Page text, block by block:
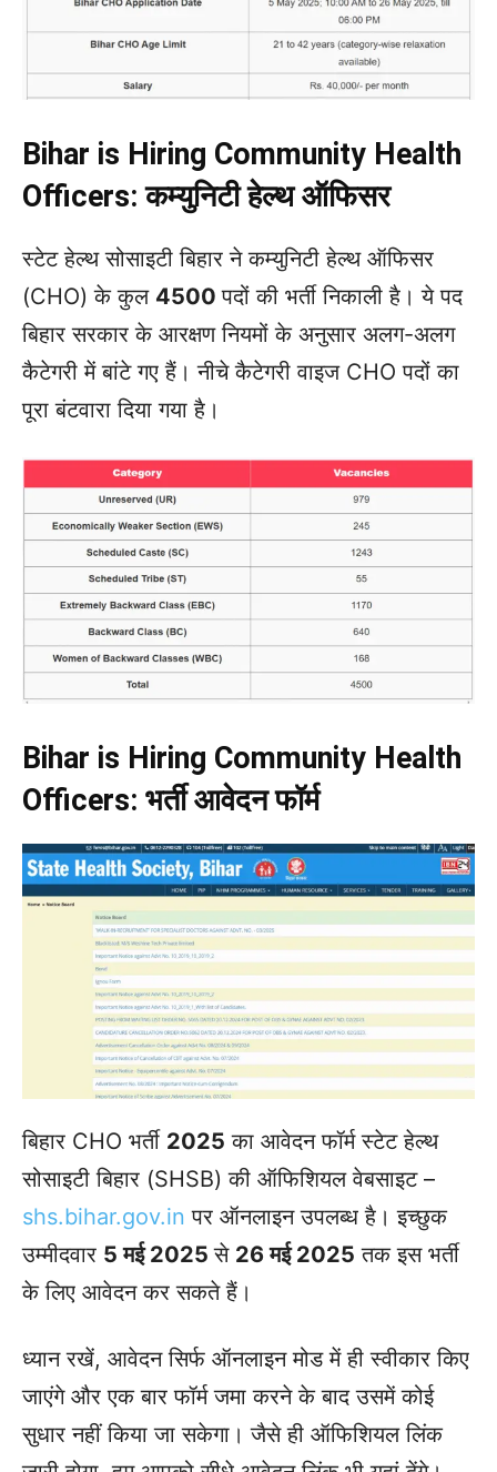
Bihar is Hiring Community Health
Officers: कम्युनिटी हेल्थ ऑफिसर
स्टेट हेल्थ सोसाइटी बिहार ने कम्युनिटी हेल्थ ऑफिसर
(CHO) के कुल 4500पदों की भर्ती निकाली है। ये पद
बिहार सरकार के आरक्षण नियमों के अनुसार अलग-अलग
कैटेगरी में बांटे गए हैं। नीचे कैटेगरी वाइज CHO पदों का
पूरा बंटवारा दिया गया है।
Bihar is Hiring Community Health
Officers: भर्ती आवेदन फॉर्म
बिहार CHO भर्ती 2025 का आवेदन फॉर्म स्टेट हेल्थ
सोसाइटी बिहार (SHSB) की ऑफिशियल वेबसाइट –
shs.bihar.gov.in पर ऑनलाइन उपलब्ध है। इच्छुक
उम्मीदवार 5 मई 2025से 26 मई 2025 तक इस भर्ती
के लिए आवेदन कर सकते हैं।
ध्यान रखें, आवेदन सिर्फ ऑनलाइन मोड में ही स्वीकार किए
जाएंगे और एक बार फॉर्म जमा करने के बाद उसमें कोई
सुधार नहीं किया जा सकेगा। जैसे ही ऑफिशियल लिंक